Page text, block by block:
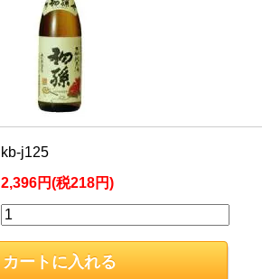
kb-j125
2,396円(税218円)